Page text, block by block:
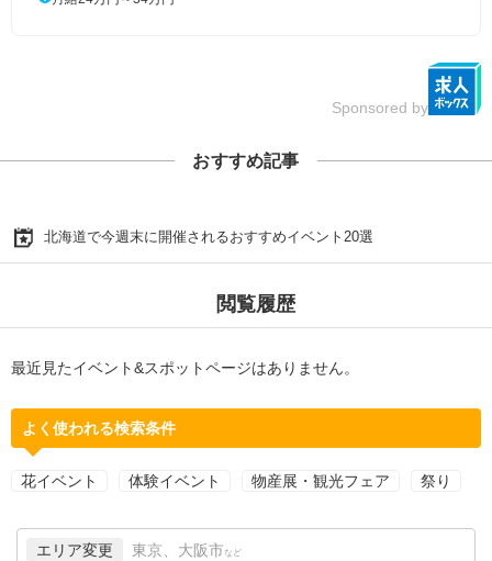
Sponsored by
おすすめ記事
北海道で今週末に開催されるおすすめイベント20選
閲覧履歴
最近見たイベント&スポットページはありません。
よく使われる検索条件
花イベント 体験イベント 物産展・観光フェア 祭り
エリア変更 東京、大阪市 など